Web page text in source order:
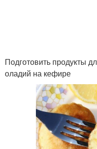
Подготовить продукты
оладий на кефире